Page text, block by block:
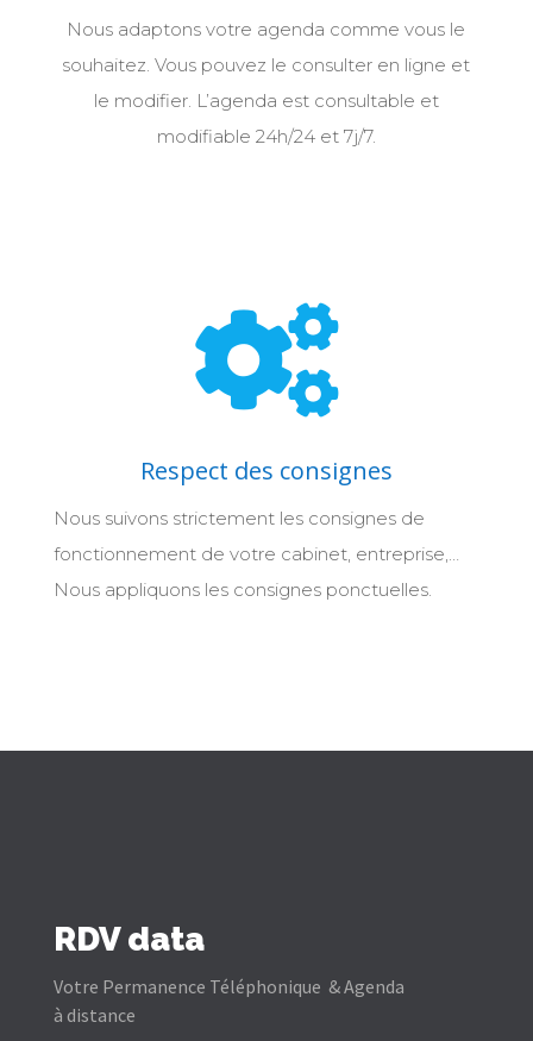
Nous adaptons votre agenda comme vous le
souhaitez. Vous pouvez le consulter en ligne et
le modifier. L’agenda est consultable et
modifiable 24h/24 et 7j/7.

Respect des consignes
Nous suivons strictement les consignes de
fonctionnement de votre cabinet, entreprise,…
Nous appliquons les consignes ponctuelles.
RDV data
Votre Permanence Téléphonique & Agenda
à distance